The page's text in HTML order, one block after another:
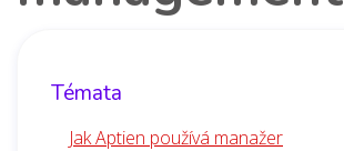
Témata
Jak Aptien používá manažer